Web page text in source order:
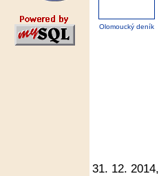
Olomoucký deník
31. 12.